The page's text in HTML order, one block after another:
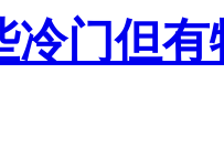
冷门但